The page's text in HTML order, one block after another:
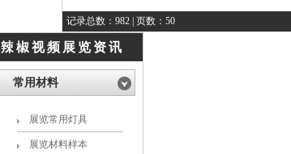
记录总数：982 | 页数：50
辣椒视频展览资讯
常用材料
展览常用灯具
展览材料样本